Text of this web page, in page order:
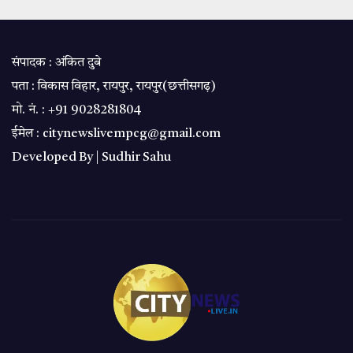
संपादक : अंकित दुबे
पता : विकास विहार, रायपुर, रायपुर(छत्तीसगढ़)
मो. नं. : +91 9028281804
ईमेल : citynewslivempcg@gmail.com
Developed By | Sudhir Sahu